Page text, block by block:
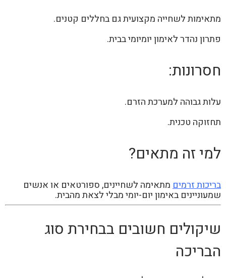
מתאימות לשחייה מקצועית גם בחללים קטנים.
פתרון נהדר לאימון יומיומי בבית.
חסרונות:
עלות גבוהה למערכת הזרם.
תחזוקה טכנית.
למי זה מתאים?
בריכות זרמיםמתאימה לשחיינים, ספורטאים או אנשים
שמעוניינים באימון יום-יומי מבלי לצאת מהבית.
שיקולים חשובים בבחירת סוג
הבריכה